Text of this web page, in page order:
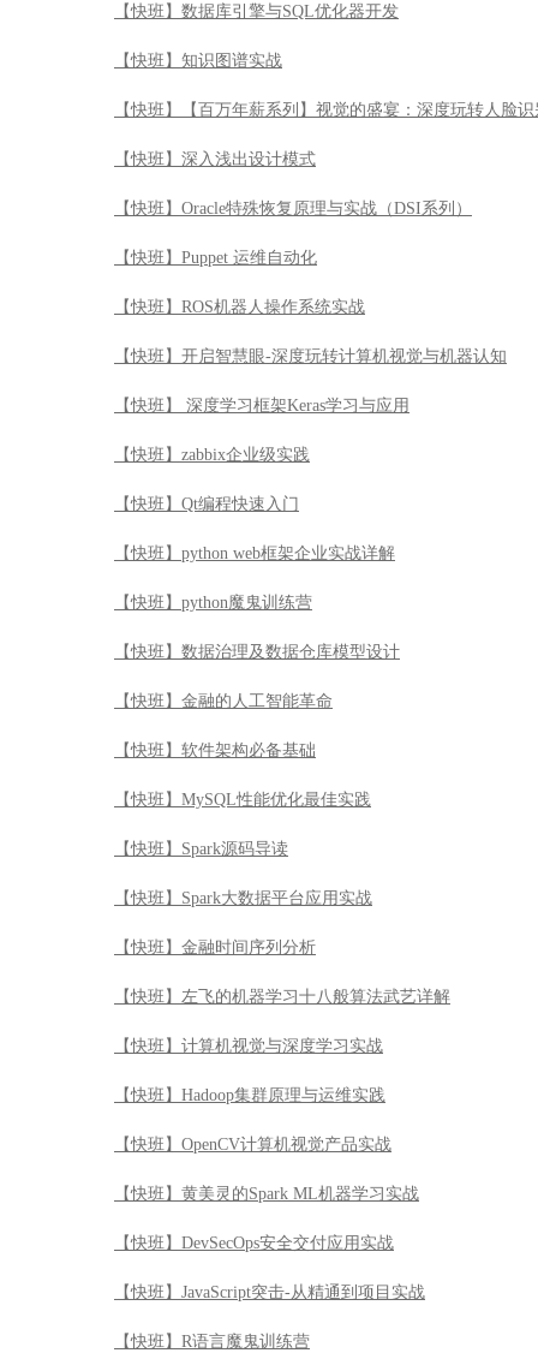
【快班】数据库引擎与SQL优化器开发
【快班】知识图谱实战
【快班】【百万年薪系列】视觉的盛宴：深度玩转人脸识
【快班】深入浅出设计模式
【快班】Oracle特殊恢复原理与实战（DSI系列）
【快班】Puppet 运维自动化
【快班】ROS机器人操作系统实战
【快班】开启智慧眼-深度玩转计算机视觉与机器认知
【快班】 深度学习框架Keras学习与应用
【快班】zabbix企业级实践
【快班】Qt编程快速入门
【快班】python web框架企业实战详解
【快班】python魔鬼训练营
【快班】数据治理及数据仓库模型设计
【快班】金融的人工智能革命
【快班】软件架构必备基础
【快班】MySQL性能优化最佳实践
【快班】Spark源码导读
【快班】Spark大数据平台应用实战
【快班】金融时间序列分析
【快班】左飞的机器学习十八般算法武艺详解
【快班】计算机视觉与深度学习实战
【快班】Hadoop集群原理与运维实践
【快班】OpenCV计算机视觉产品实战
【快班】黄美灵的Spark ML机器学习实战
【快班】DevSecOps安全交付应用实战
【快班】JavaScript突击-从精通到项目实战
【快班】R语言魔鬼训练营